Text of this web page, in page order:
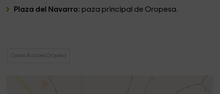
Plaza del Navarro: paza principal de Oropesa.
Casas Rurales Oropesa